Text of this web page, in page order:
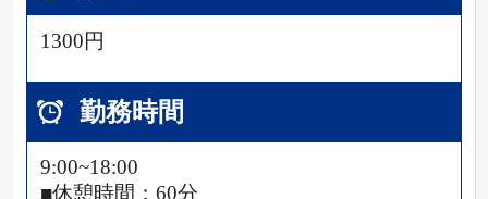
1300円
勤務時間
9:00~18:00
■休憩時間：60分